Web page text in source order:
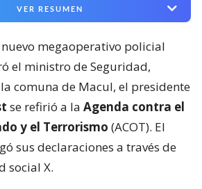
VER RESUMEN
megaoperativo policial
el ministro de Seguridad,
la comuna de Macul, el presidente
se refirió a la Agenda contra el
y el Terrorismo (ACOT). El
sus declaraciones a través de
social X.